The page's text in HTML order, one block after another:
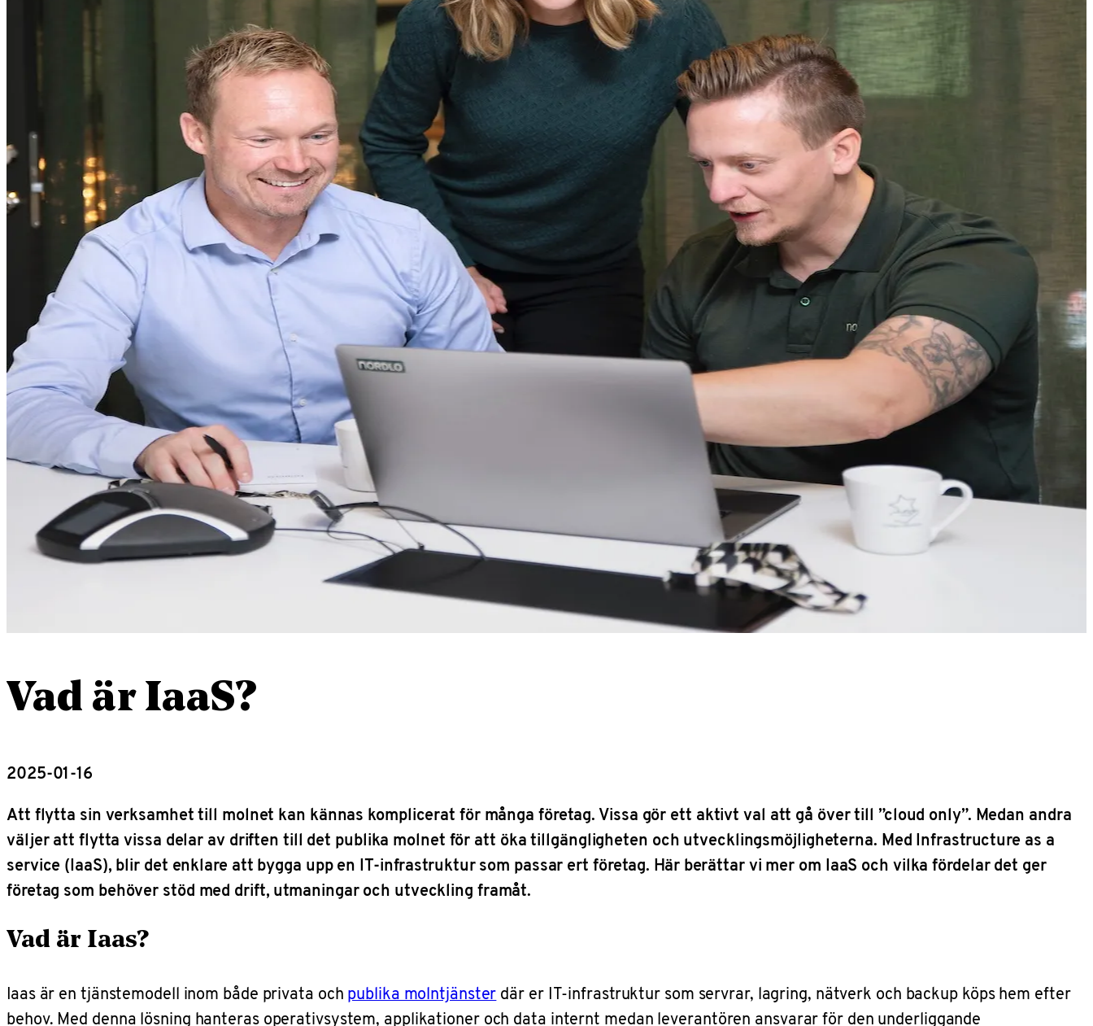
Vad är IaaS?
2025-01-16
Att flytta sin verksamhet till molnet kan kännas komplicerat för många företag. Vissa gör ett aktivt val att gå över till ”cloud only”. Medan andra
väljer att flytta vissa delar av driften till det publika molnet för att öka tillgängligheten och utvecklingsmöjligheterna. Med Infrastructure as a
service (IaaS), blir det enklare att bygga upp en IT-infrastruktur som passar ert företag. Här berättar vi mer om IaaS och vilka fördelar det ger
företag som behöver stöd med drift, utmaningar och utveckling framåt.
Vad är Iaas?
Iaas är en tjänstemodell inom både privata och publika molntjänster där er IT-infrastruktur som servrar, lagring, nätverk och backup köps hem efter
behov. Med denna lösning hanteras operativsystem, applikationer och data internt medan leverantören ansvarar för den underliggande